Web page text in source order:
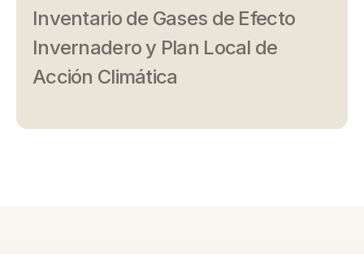
Inventario de Gases de Efecto
Invernadero y Plan Local de
Acción Climática